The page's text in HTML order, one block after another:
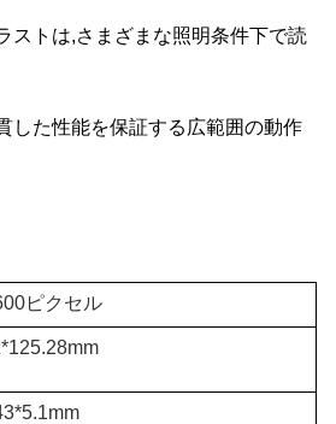
ストは,さまざまな照明条件下で読
した性能を保証する広範囲の動作
ピクセル